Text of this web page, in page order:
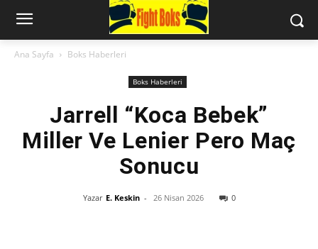
Ana Sayfa Boks Haberleri
Boks Haberleri
Jarrell “Koca Bebek”
Miller Ve Lenier Pero Maç
Sonucu
Yazar E. Keskin - 26 Nisan 2026 0